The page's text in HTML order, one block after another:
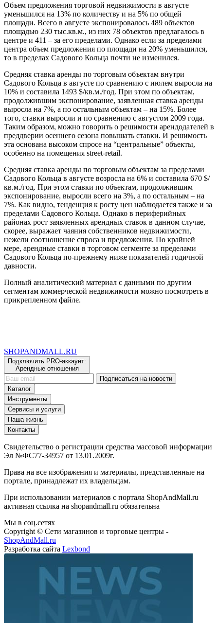
Объем предложения торговой недвижимости в августе
уменьшился на 13% по количеству и на 5% по общей
площади. Всего в августе экспонировалось 489 объектов
площадью 230 тыс.кв.м., из них 78 объектов предлагалось в
центре и 411 – за его пределами. Однако если за пределами
центра объем предложения по площади на 20% уменьшился,
то в пределах Садового Кольца почти не изменился.
Средняя ставка аренды по торговым объектам внутри
Садового Кольца в августе по сравнению с июлем выросла на
10% и составила 1493 $/кв.м./год. При этом по объектам,
продолжившим экспонирование, заявленная ставка аренды
выросла на 7%, а по остальным объектам – на 15%. Более
того, ставки выросли и по сравнению с августом 2009 года.
Таким образом, можно говорить о решимости арендодателей в
преддверии осеннего сезона повышать ставки. И решимость
эта основана высоком спросе на “центральные” объекты,
особенно на помещения street-retail.
Средняя ставка аренды по торговым объектам за пределами
Садового Кольца в августе возросла на 6% и составила 670 $/
кв.м./год. При этом ставки по объектам, продолжившим
экспонирование, выросли всего на 3%, а по остальным – на
7%. Как видно, тенденция к росту цен наблюдается также и за
пределами Садового Кольца. Однако в периферийных
районах рост заявленных арендных ставок в данном случае,
скорее, выражает чаяния собственников недвижимости,
нежели соотношение спроса и предложения. По крайней
мере, арендные ставки в торговом сегменте за пределами
Садового Кольца по-прежнему ниже показателей годичной
давности.
Полный аналитический материал с данными по другим
сегментам коммерческой недвижимости можно посмотреть в
прикрепленном файле.
SHOPANDMALL.RU
Подключить PRO-аккаунт:
Арендные отношения
Подписаться на новости
Каталог
Инструменты
Сервисы и услуги
Наша жизнь
Контакты
Свидетельство о регистрации средства массовой информации
Эл №ФС77-34957 от 13.01.2009г.
Права на все изображения и материалы, представленные на
портале, принадлежат их владельцам.
При использовании материалов с портала ShopAndMall.ru
активная ссылка на shopandmall.ru обязательна
Мы в соц.сетях
Copyright © Сети магазинов и торговые центры -
ShopAndMall.ru
Разработка сайта Lexbond